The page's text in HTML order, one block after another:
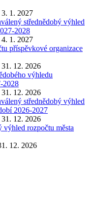
1. 2027
střednědobý výhled
2028
1. 2027
příspěvkové organizace
12. 2026
výhledu
2028
12. 2026
střednědobý výhled
2026-2027
12. 2026
výhled rozpočtu města
12. 2026